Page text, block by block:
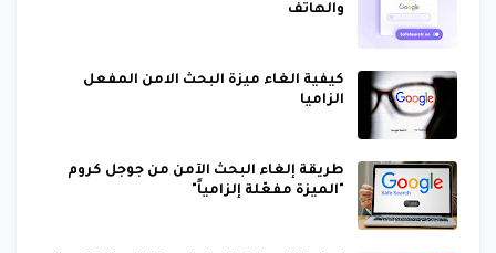
والهاتف
كيفية الغاء ميزة البحث الامن المفعل
الزاميا
طريقة إلغاء البحث الآمن من جوجل كروم
"الميزة مفعّلة إلزامياً"